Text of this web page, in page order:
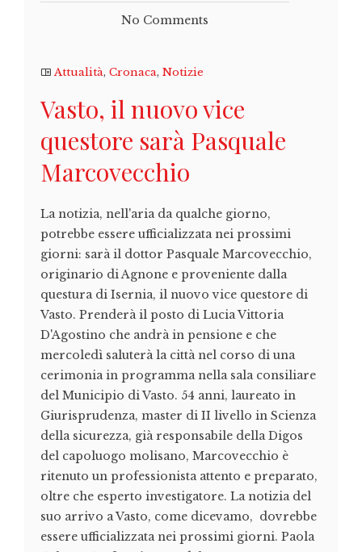
No Comments
Attualità, Cronaca, Notizie
Vasto, il nuovo vice
questore sarà Pasquale
Marcovecchio
La notizia, nell'aria da qualche giorno,
potrebbe essere ufficializzata nei prossimi
giorni: sarà il dottor Pasquale Marcovecchio,
originario di Agnone e proveniente dalla
questura di Isernia, il nuovo vice questore di
Vasto. Prenderà il posto di Lucia Vittoria
D'Agostino che andrà in pensione e che
mercoledì saluterà la città nel corso di una
cerimonia in programma nella sala consiliare
del Municipio di Vasto. 54 anni, laureato in
Giurisprudenza, master di II livello in Scienza
della sicurezza, già responsabile della Digos
del capoluogo molisano, Marcovecchio è
ritenuto un professionista attento e preparato,
oltre che esperto investigatore. La notizia del
suo arrivo a Vasto, come dicevamo, dovrebbe
essere ufficializzata nei prossimi giorni. Paola